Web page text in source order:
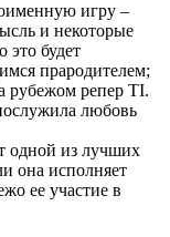
игру –
и некоторые
это будет
прародителем;
рубежом репер TI.
любовь
одной из лучших
она исполняет
ее участие в